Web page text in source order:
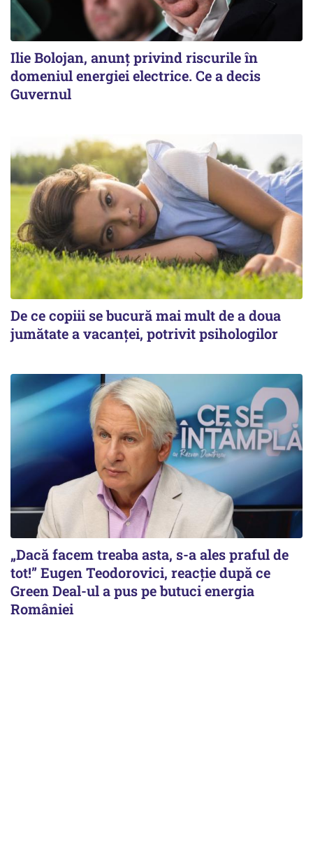
Ilie Bolojan, anunț privind riscurile în
domeniul energiei electrice. Ce a decis
Guvernul
De ce copiii se bucură mai mult de a doua
jumătate a vacanței, potrivit psihologilor
„Dacă facem treaba asta, s-a ales praful de
tot!” Eugen Teodorovici, reacție după ce
Green Deal-ul a pus pe butuci energia
României